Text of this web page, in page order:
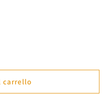
carrello